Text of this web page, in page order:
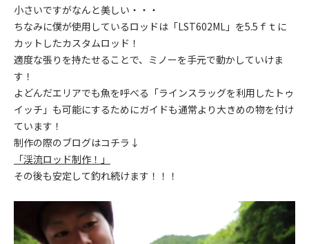
小さいですがなんと美しい・・・
ちなみに僕が使用しているロッドは「LST602ML」を5.5ｆｔに
カットしたカスタムロッド！
適度な張りを持たせることで、ミノーを手元で動かしていけま
す！
よどんだエリアでも魚を呼べる「ラインスラッグを利用したトゥ
イッチ」も可能にするためにガイドも通常より大きめの物を付け
ています！
制作の際のブログはコチラ↓
「渓流ロッド制作！」
その後も安定して釣れ続けます！！！